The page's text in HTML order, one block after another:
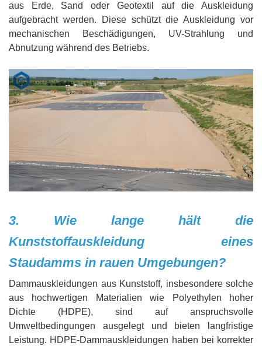
aus Erde, Sand oder Geotextil auf die Auskleidung
aufgebracht werden. Diese schützt die Auskleidung vor
mechanischen Beschädigungen, UV-Strahlung und
Abnutzung während des Betriebs.
3. Wie lange hält die
Kunststoffauskleidung eines
Staudamms in rauen Umgebungen?
Dammauskleidungen aus Kunststoff, insbesondere solche
aus hochwertigen Materialien wie Polyethylen hoher
Dichte (HDPE), sind auf anspruchsvolle
Umweltbedingungen ausgelegt und bieten langfristige
Leistung. HDPE-Dammauskleidungen haben bei korrekter